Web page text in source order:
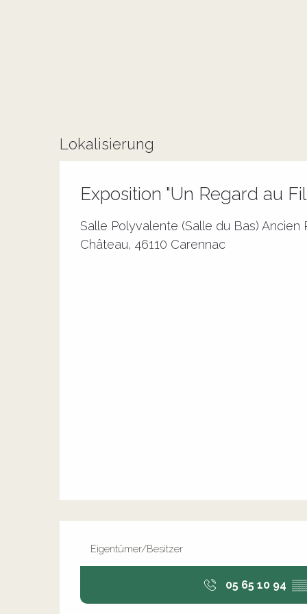
Lokalisierung
Exposition "Un Regard au
Salle Polyvalente (Salle du Bas)
Château, 46110 Carennac
Eigentümer/Besitzer
05 65 10 94 ▒▒